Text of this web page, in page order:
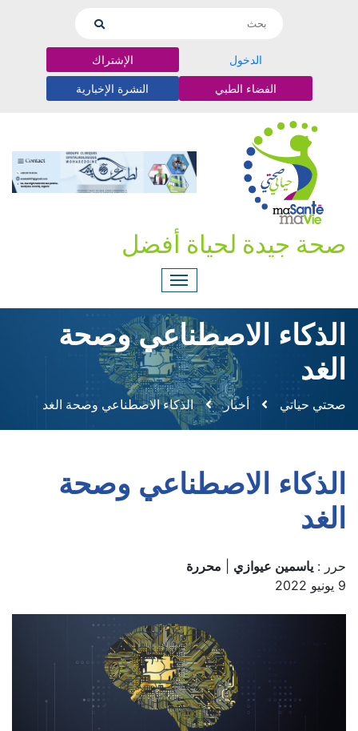
الدخول الإشتراك
الفضاء الطبي النشرة الإخبارية
صحة جيدة لحياة أفضل
الذكاء الاصطناعي وصحة
الغد
صحتي حياتي أخبار الذكاء الاصطناعي وصحة الغد
الذكاء الاصطناعي وصحة
الغد
حرر : ياسمين عيوازي
محررة
9 يونيو 2022